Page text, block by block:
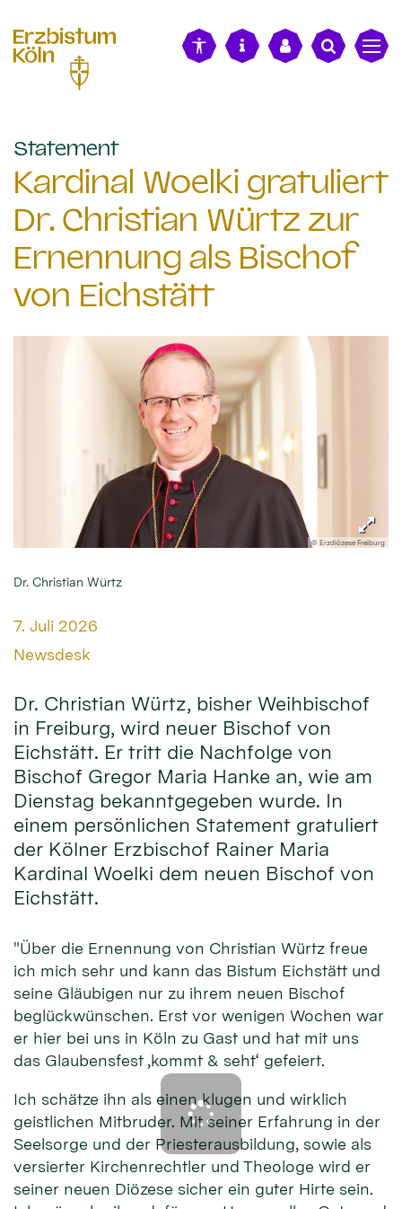
Statement:
Kardinal Woelki gratuliert
Dr. Christian Würtz zur
Ernennung als Bischof
von Eichstätt
© Erzdiözese Freiburg
Dr. Christian Würtz
Datum:
7. Juli 2026
Von:
Newsdesk
Dr. Christian Würtz, bisher Weihbischof
in Freiburg, wird neuer Bischof von
Eichstätt. Er tritt die Nachfolge von
Bischof Gregor Maria Hanke an, wie am
Dienstag bekanntgegeben wurde. In
einem persönlichen Statement gratuliert
der Kölner Erzbischof Rainer Maria
Kardinal Woelki dem neuen Bischof von
Eichstätt.
"Über die Ernennung von Christian Würtz freue
ich mich sehr und kann das Bistum Eichstätt und
seine Gläubigen nur zu ihrem neuen Bischof
beglückwünschen. Erst vor wenigen Wochen war
er hier bei uns in Köln zu Gast und hat mit uns
das Glaubensfest ‚kommt & seht‘ gefeiert.
Ich schätze ihn als einen klugen und wirklich
geistlichen Mitbruder. Mit seiner Erfahrung in der
Seelsorge und der Priesterausbildung, sowie als
versierter Kirchenrechtler und Theologe wird er
seiner neuen Diözese sicher ein guter Hirte sein.